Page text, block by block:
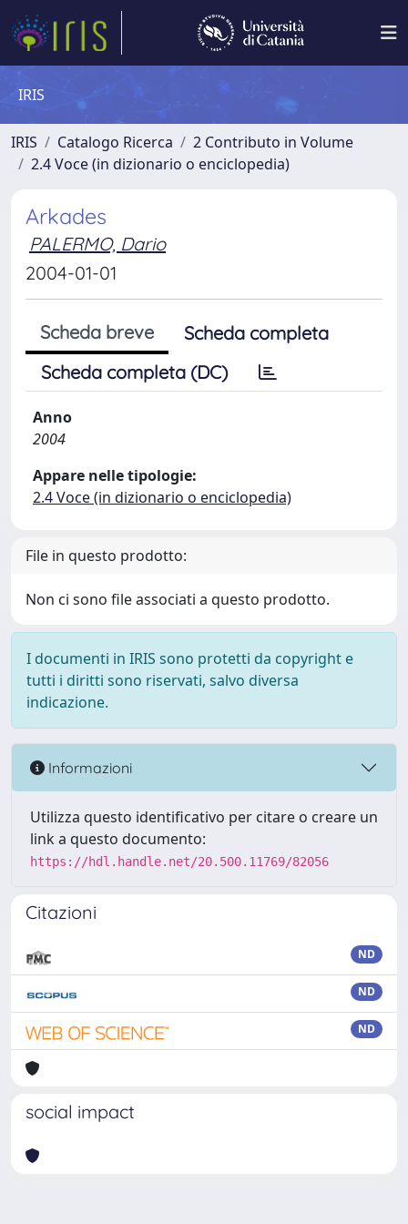
IRIS
IRIS Catalogo Ricerca
2 Contributo in Volume
2.4 Voce (in dizionario o enciclopedia)
Arkades
PALERMO, Dario
2004-01-01
Scheda breve
Scheda completa
Scheda completa (DC)
Anno
2004
Appare nelle tipologie:
2.4 Voce (in dizionario o enciclopedia)
File in questo prodotto:
Non ci sono file associati a questo prodotto.
I documenti in IRIS sono protetti da copyright e
tutti i diritti sono riservati, salvo diversa
indicazione.
Informazioni
Utilizza questo identificativo per citare o creare un
link a questo documento:
https://hdl.handle.net/20.500.11769/82056
Citazioni
ND
ND
ND
social impact